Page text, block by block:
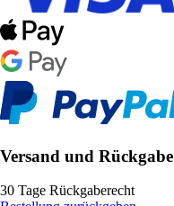
Versand und Rückgabe
30 Tage Rückgaberecht